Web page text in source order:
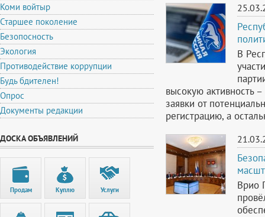
Коми войтыр
Старшее поколение
Безопосность
Экология
Противодействие коррупции
Будь бдителен!
Опрос
Документы редакции
ДОСКА ОБЪЯВЛЕНИЙ
Продам Куплю Услуги
В
высокую активность
заявки от
регистрацию, а
Врио